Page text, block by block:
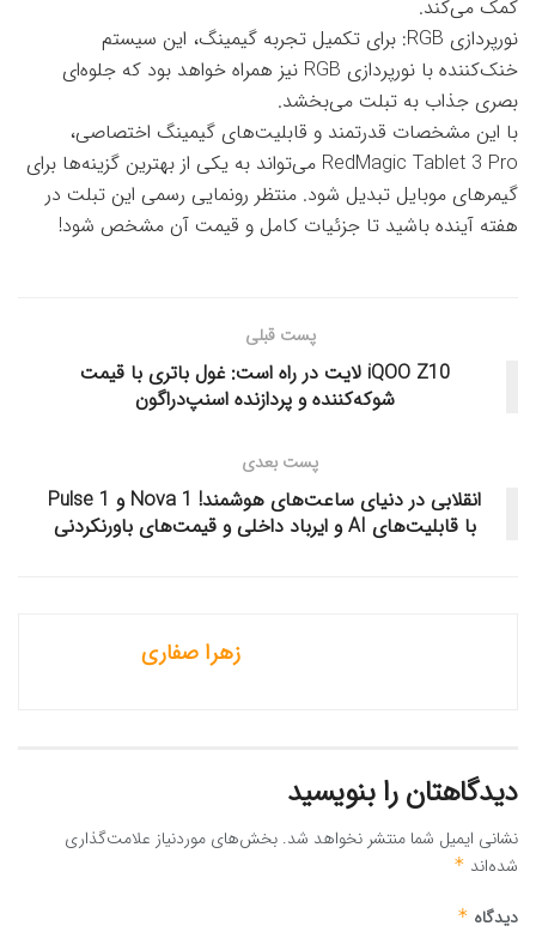
کمک می‌کند.
نورپردازی RGB: برای تکمیل تجربه گیمینگ، این سیستم
خنک‌کننده با نورپردازی RGB نیز همراه خواهد بود که جلوه‌ای
بصری جذاب به تبلت می‌بخشد.
با این مشخصات قدرتمند و قابلیت‌های گیمینگ اختصاصی،
RedMagic Tablet 3 Pro می‌تواند به یکی از بهترین گزینه‌ها برای
گیمرهای موبایل تبدیل شود. منتظر رونمایی رسمی این تبلت در
هفته آینده باشید تا جزئیات کامل و قیمت آن مشخص شود!
پست قبلی
iQOO Z10 لایت در راه است: غول باتری با قیمت
شوکه‌کننده و پردازنده اسنپ‌دراگون
پست بعدی
انقلابی در دنیای ساعت‌های هوشمند! Nova 1 و Pulse 1
با قابلیت‌های AI و ایرباد داخلی و قیمت‌های باورنکردنی
زهرا صفاری
دیدگاهتان را بنویسید
نشانی ایمیل شما منتشر نخواهد شد. بخش‌های موردنیاز علامت‌گذاری
شده‌اند *
دیدگاه *